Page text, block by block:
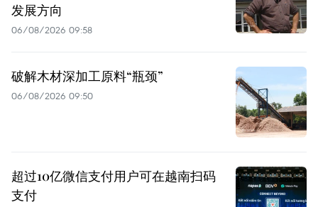
发展方向
06/08/2026 09:58
破解木材深加工原料“瓶颈”
06/08/2026 09:50
超过10亿微信支付用户可在越南扫码
支付